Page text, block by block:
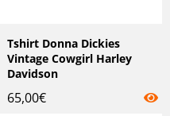
Tshirt Donna Dickies
Vintage Cowgirl Harley
Davidson
65,00€